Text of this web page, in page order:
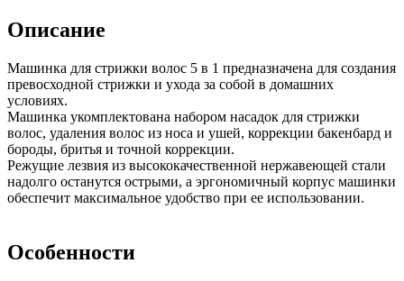
Описание
Машинка для стрижки волос 5 в 1 предназначена для создания
превосходной стрижки и ухода за собой в домашних
условиях.
Машинка укомплектована набором насадок для стрижки
волос, удаления волос из носа и ушей, коррекции бакенбард и
бороды, бритья и точной коррекции.
Режущие лезвия из высококачественной нержавеющей стали
надолго останутся острыми, а эргономичный корпус машинки
обеспечит максимальное удобство при ее использовании.
Особенности